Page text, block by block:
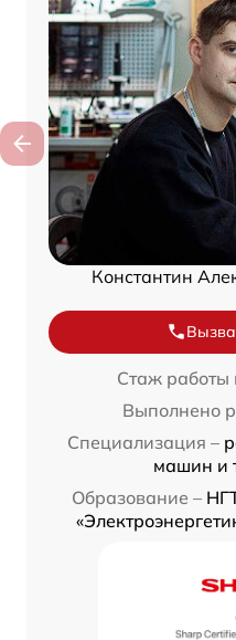
Константин
Стаж работы
Выполнено
Специализация –
машин и
Образование –